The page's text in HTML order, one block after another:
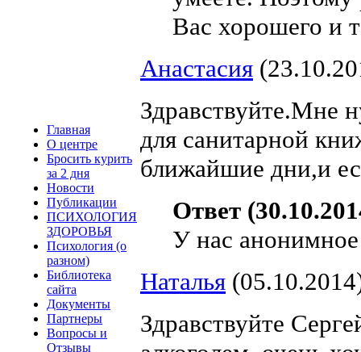
Главная
О центре
Бросить курить
за 2 дня
Новости
Публикации
ПСИХОЛОГИЯ
ЗДОРОВЬЯ
Психология (о
разном)
Библиотека
сайта
Документы
Партнеры
Вопросы и
Отзывы
Вас хорошего и
Анастасия
Здравствуйте.Мне
для санитарной
ближайшие дни,и
Ответ
У нас
Наталья
Здравствуйте